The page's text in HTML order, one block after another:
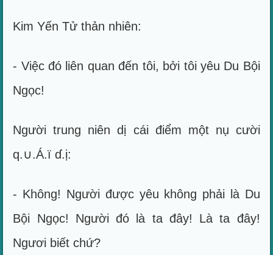
Kim Yến Tử thản nhiên:
- Việc đó liên quan đến tôi, bởi tôi yêu Du Bội
Ngọc!
Người trung niên dị cái điểm một nụ cười
q.∪.Á.ï ɗ.ị:
- Không! Người được yêu không phải là Du
Bội Ngọc! Người đó là ta đây! Là ta đây!
Ngươi biết chứ?